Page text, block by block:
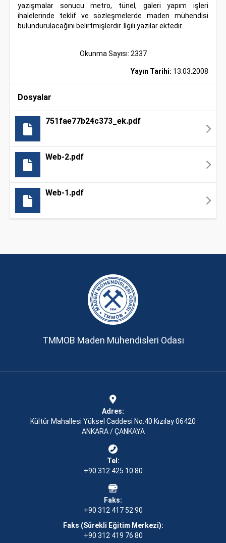
yazışmalar sonucu metro, tünel, galeri yapım işleri
ihalelerinde teklif ve sözleşmelerde maden mühendisi
bulundurulacağını belirtmişlerdir. İlgili yazılar ektedir.
Okunma Sayısı: 2337
Yayın Tarihi: 13.03.2008
Dosyalar
751fae77b24c373_ek.pdf
Web-2.pdf
Web-1.pdf
TMMOB Maden Mühendisleri Odası
Adres:
Kültür Mahallesi Yüksel Caddesi No:40 Kızılay 06420
ANKARA / ÇANKAYA
Tel:
+90 312 425 10 80
Faks:
+90 312 417 52 90
Faks (Sürekli Eğitim Merkezi):
+90 312 419 76 80